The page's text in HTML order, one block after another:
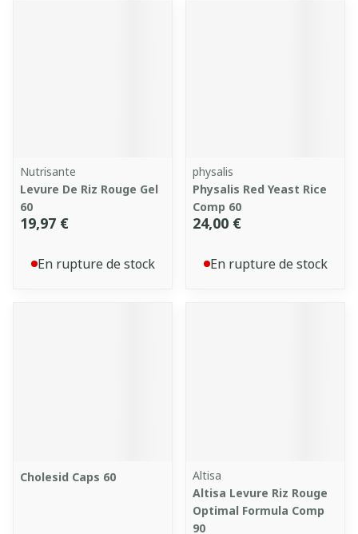
Nutrisante
Levure De Riz Rouge Gel
60
19,97 €
En rupture de stock
physalis
Physalis Red Yeast Rice
Comp 60
24,00 €
En rupture de stock
Cholesid Caps 60
Altisa
Altisa Levure Riz Rouge
Optimal Formula Comp
90